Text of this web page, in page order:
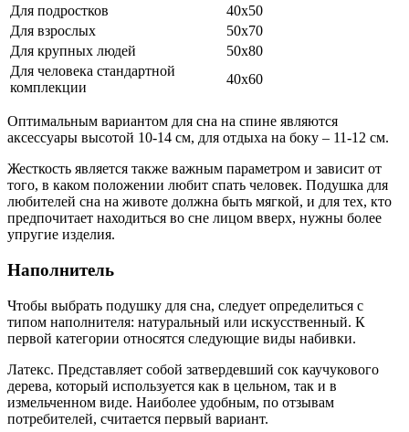
Для подростков
40х50
Для взрослых
50х70
Для крупных людей
50х80
Для человека стандартной
комплекции
40х60
Оптимальным вариантом для сна на спине являются
аксессуары высотой 10-14 см, для отдыха на боку – 11-12 см.
Жесткость является также важным параметром и зависит от
того, в каком положении любит спать человек. Подушка для
любителей сна на животе должна быть мягкой, и для тех, кто
предпочитает находиться во сне лицом вверх, нужны более
упругие изделия.
Наполнитель
Чтобы выбрать подушку для сна, следует определиться с
типом наполнителя: натуральный или искусственный. К
первой категории относятся следующие виды набивки.
Латекс. Представляет собой затвердевший сок каучукового
дерева, который используется как в цельном, так и в
измельченном виде. Наиболее удобным, по отзывам
потребителей, считается первый вариант.